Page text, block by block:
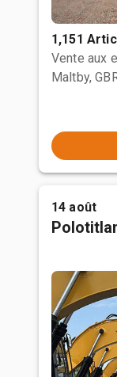
1,151
Vente aux
Maltby,
14 août